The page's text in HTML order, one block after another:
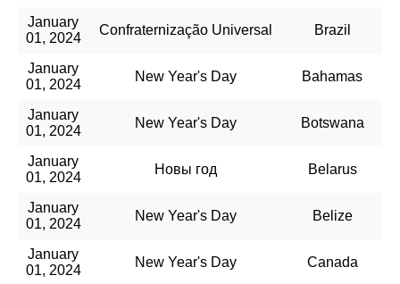
January
01, 2024
Confraternização Universal Brazil
January
01, 2024
New Year's Day Bahamas
January
01, 2024
New Year's Day Botswana
January
01, 2024
Новы год Belarus
January
01, 2024
New Year's Day Belize
January
01, 2024
New Year's Day Canada